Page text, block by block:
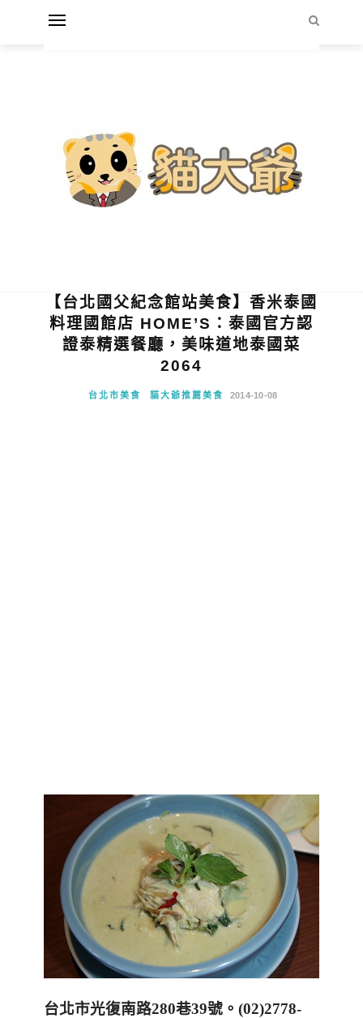
【台北國父紀念館站美食】香米泰國
料理國館店 HOME’S：泰國官方認
證泰精選餐廳，美味道地泰國菜
2064
台北市美食 貓大爺推薦美食 2014-10-08
台北市光復南路280巷39號 。 (02)2778-